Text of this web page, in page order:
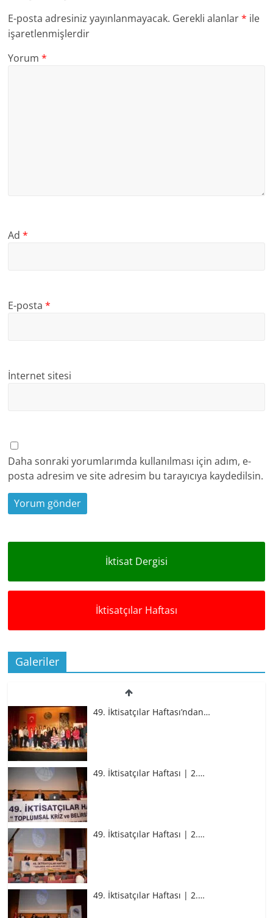
E-posta adresiniz yayınlanmayacak. Gerekli alanlar* ile
işaretlenmişlerdir
Yorum*
Ad*
E-posta*
İnternet sitesi
Daha sonraki yorumlarımda kullanılması için adım, e-
posta adresim ve site adresim bu tarayıcıya kaydedilsin.
İktisat Dergisi
İktisatçılar Haftası
Galeriler
49. İktisatçılar Haftası’ndan…
49. İktisatçılar Haftası | 2.…
49. İktisatçılar Haftası | 2.…
49. İktisatçılar Haftası | 2.…